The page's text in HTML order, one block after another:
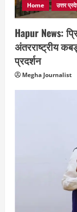
Home उत्तर
Hapur News:
अंतरराष्ट्रीय
प्रदर्शन
Megha Journalist